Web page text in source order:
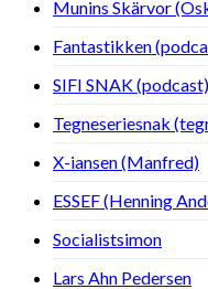
Munins Skärvor
Fantastikken
SIFI SNAK (podcast)
Tegneseriesnak
X-iansen (Manfred)
ESSEF (Henning
Socialistsimon
Lars Ahn Pedersen